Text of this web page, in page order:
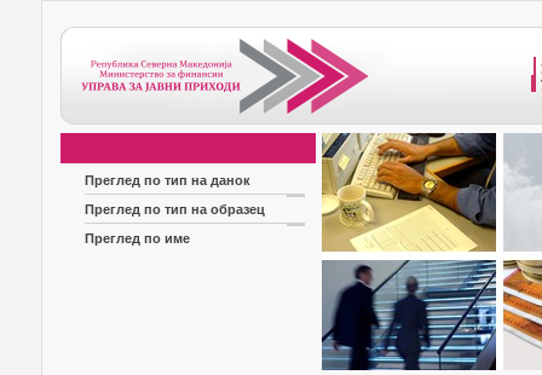
Преглед по тип на данок
Преглед по тип на образец
Преглед по име